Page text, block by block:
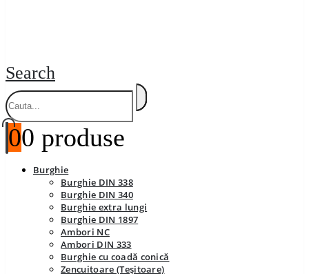
Search
00 produse
Burghie
Burghie DIN 338
Burghie DIN 340
Burghie extra lungi
Burghie DIN 1897
Ambori NC
Ambori DIN 333
Burghie cu coadă conică
Zencuitoare (Teșitoare)